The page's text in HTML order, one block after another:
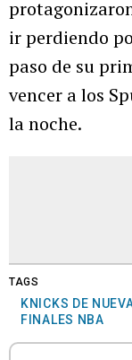
ir perdiendo
paso de su
vencer a los
la noche.
TAGS
KNICKS DE
FINALES NBA